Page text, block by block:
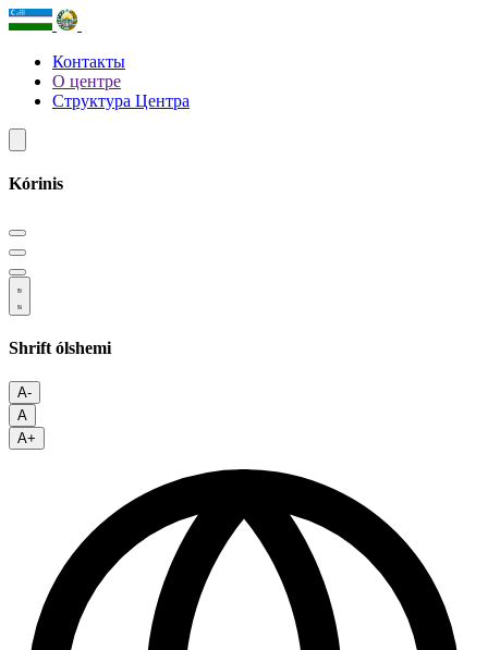
Контакты
О центре
Структура Центра
Kórinis
Shrift ólshemi
A-
A
A+